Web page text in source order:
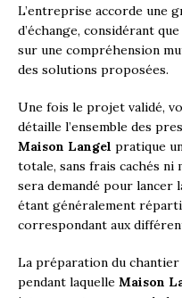
L’entreprise accorde une
d’échange, considérant
sur une compréhension
des solutions proposées.
Une fois le projet validé,
détaille l’ensemble des
Maison Langel pratique
totale, sans frais cachés ni
sera demandé pour lancer
étant généralement
correspondant aux
La préparation du
pendant laquelle Maison